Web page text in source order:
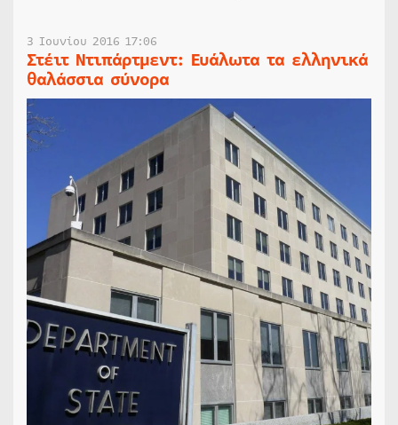
3 Ιουνίου 2016 17:06
Στέιτ Ντιπάρτμεντ: Ευάλωτα τα ελληνικά
θαλάσσια σύνορα